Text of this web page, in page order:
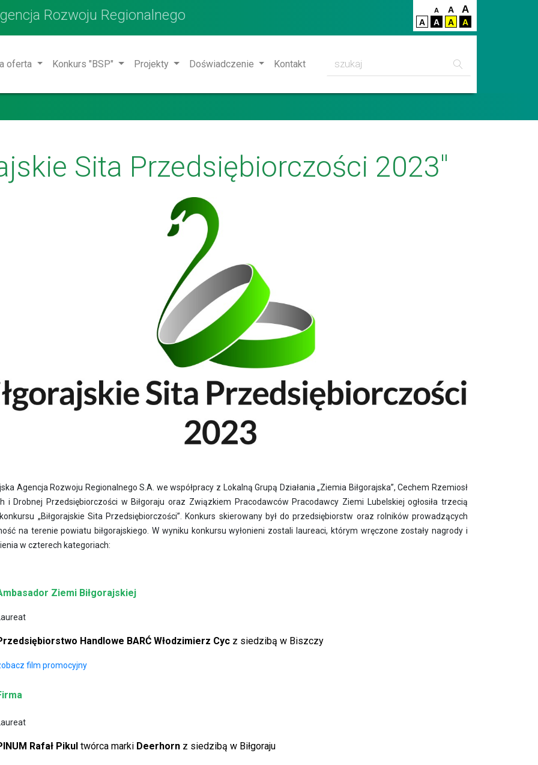
Rozwoju Regionalnego A A A
A A A A
oferta Konkurs "BSP" Projekty Doświadczenie Kontakt
Sita Przedsiębiorczości 2023"
Agencja Rozwoju Regionalnego S.A. we współpracy z Lokalną Grupą Działania „Ziemia Biłgorajska”, Cechem Rzemiosł
i Drobnej Przedsiębiorczości w Biłgoraju oraz Związkiem Pracodawców Pracodawcy Ziemi Lubelskiej ogłosiła trzecią
„Biłgorajskie Sita Przedsiębiorczości”. Konkurs skierowany był do przedsiębiorstw oraz rolników prowadzących
na terenie powiatu biłgorajskiego. W wyniku konkursu wyłonieni zostali laureaci, którym wręczone zostały nagrody i
w czterech kategoriach:
Ziemi Biłgorajskiej
Handlowe BARĆ Włodzimierz Cyc z siedzibą w Biszczy
film promocyjny
Rafał Pikul twórca marki Deerhorn z siedzibą w Biłgoraju